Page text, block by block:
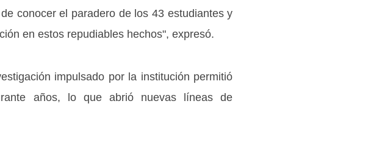
conocer el paradero de los 43 estudiantes y
en estos repudiables hechos", expresó.
impulsado por la institución permitió
años, lo que abrió nuevas líneas de